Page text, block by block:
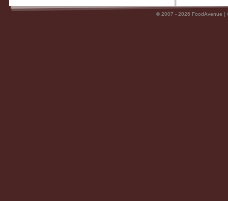
© 2007 - 2026 FoodAvenue |